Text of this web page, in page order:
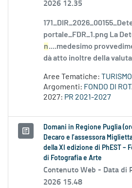
2026 12.35
portale_FDR_1.png La
n....medesimo
dà atto inoltre della
Aree Tematiche:
Argomenti: FONDO DI
2027: PR 2021-2027
Domani in Regione Puglia
Decaro e l’assessora
della XI edizione di PhEST –
di Fotografia e Arte
Contenuto Web - Data di
2026 15.48